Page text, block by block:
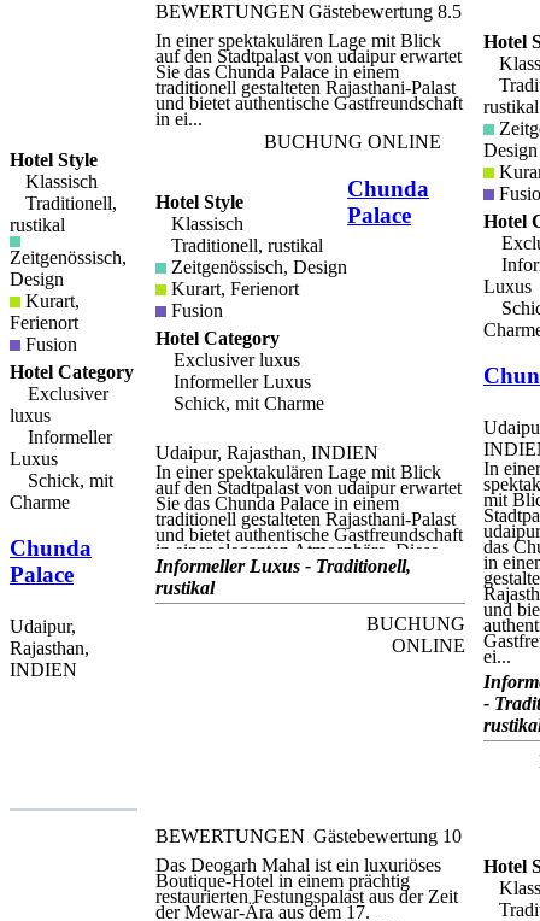
wichtigen Sehenswürdigkeiten und
Attraktionen sind bequem zu erreichen.
Der Fährhafen Fort Kochi liegt nur
einen kurzen Spaziergang entfernt. Das
Fine History Restaurant des Brunton
Boatyard serviert köstliche Menüs, die
auf der vielseitigen Küche von Cochin
basieren und portugiesische, indische,
syrische, jüdische und niederländische
Einflüsse kombinieren. Frisch
werden auf dem Terrassengrill serviert,
während eine feine Auswahl an
Cocktails und Erfrischungen auf dem
Armory Grill serviert wird. Das Hotel
verfügt über einen spektakulären
Außenpool mit Blick auf den Hafen.
Auf Anfrage können Sie auch eine
Reihe von Ayurveda-Massagen
genießen.
Hotel Style
Klassisch
Traditionell,
rustikal
Zeitgenössisch,
Design
Kurart,
Ferienort
Fusion
Hotel Category
Exclusiver
luxus
Informeller
Luxus
Schick, mit
Charme
Chunda
Palace
Udaipur,
Rajasthan,
INDIEN
BEWERTUNGEN Gästebewertung 8.5
In einer spektakulären Lage mit Blick
auf den Stadtpalast von udaipur erwartet
Sie das Chunda Palace in einem
traditionell gestalteten Rajasthani-Palast
und bietet authentische Gastfreundschaft
in ei...
BUCHUNG ONLINE
Hotel Style
Klassisch
Traditionell, rustikal
Zeitgenössisch, Design
Kurart, Ferienort
Fusion
Hotel Category
Exclusiver luxus
Informeller Luxus
Schick, mit Charme
Chunda
Palace
Udaipur, Rajasthan, INDIEN
In einer spektakulären Lage mit Blick
auf den Stadtpalast von udaipur erwartet
Sie das Chunda Palace in einem
traditionell gestalteten Rajasthani-Palast
und bietet authentische Gastfreundschaft
in einer eleganten Atmosphäre. Diese
luxuriöse Boutique-Unterkunft ist ideal
für einen Besuch der historischen
Region des Mewar-Königreichs. Viele
der wichtigsten Sehenswürdigkeiten und
Attraktionen der Stadt liegen in
unmittelbarer Nähe, darunter der
können eine Reihe von Dienstleistungen
in Anspruch nehmen, darunter ein
Fitnesscenter, ein Concierge-Service und
zwei Swimmingpools. Das Chunda
Palace verfügt über 46 luxuriös
eingerichtete Zimmer, viele mit Blick auf
Informeller Luxus - Traditionell,
rustikal
BUCHUNG
ONLINE
Hotel
rustikal
Design
Hotel
Luxus
In einer
mit
das
in
und
ei...
-
BEWERTUNGEN Gästebewertung 10
Das Deogarh Mahal ist ein luxuriöses
Boutique-Hotel in einem prächtig
restaurierten Festungspalast aus der Zeit
der Mewar-Ära aus dem 17.
Hotel